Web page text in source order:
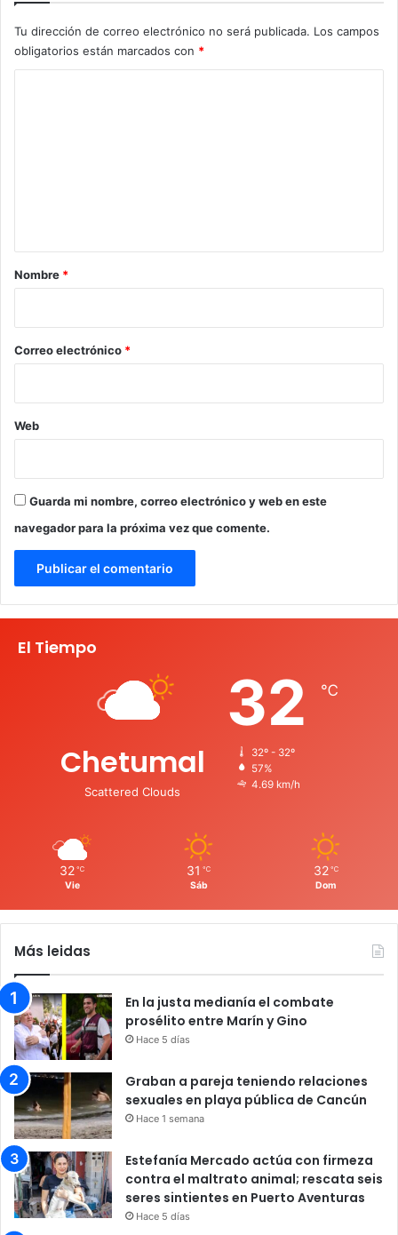
Tu dirección de correo electrónico no será publicada. Los campos
obligatorios están marcados con *
r
*
Nombre *
Correo electrónico *
Web
Guarda mi nombre, correo electrónico y web en este
navegador para la próxima vez que comente.
El Tiempo
Chetumal
Scattered Clouds
32 ℃
32º - 32º
57%
4.69 km/h
32 ℃
Vie
31 ℃
Sáb
32 ℃
Dom
Más leidas
En la justa medianía el combate
prosélito entre Marín y Gino
Hace 5 días
Graban a pareja teniendo relaciones
sexuales en playa pública de Cancún
Hace 1 semana
Estefanía Mercado actúa con firmeza
contra el maltrato animal; rescata seis
seres sintientes en Puerto Aventuras
Hace 5 días